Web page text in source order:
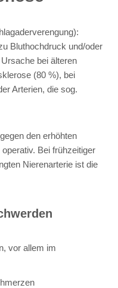
Bluthochdruck und/oder
bei älteren
(80 %), bei
Arterien, die sog.
den erhöhten
Bei frühzeitiger
Nierenarterie ist die
vor allem im